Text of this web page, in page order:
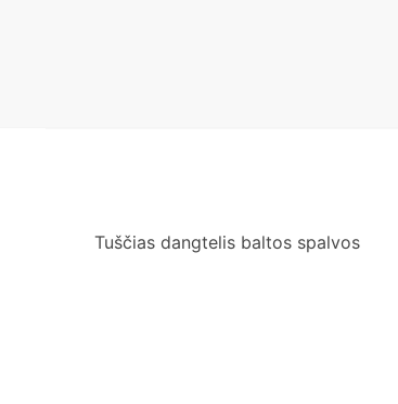
Tuščias dangtelis baltos spalvos